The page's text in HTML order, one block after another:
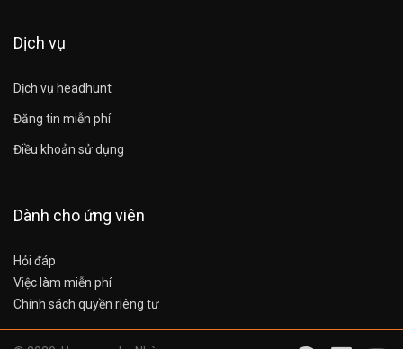
Dịch vụ
Dịch vụ headhunt
Đăng tin miễn phí
Điều khoản sử dụng
Dành cho ứng viên
Hỏi đáp
Việc làm miễn phí
Chính sách quyền riêng tư